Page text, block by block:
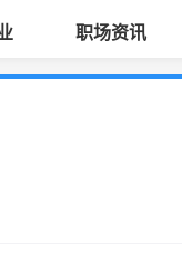
职场资讯